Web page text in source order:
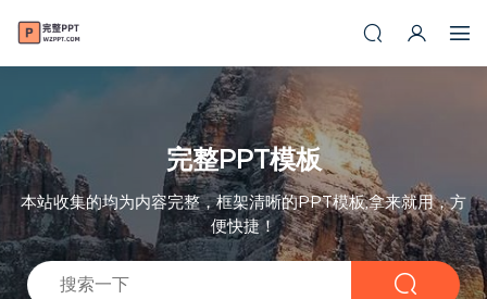
完整PPT模板
本站收集的均为内容完整，框架清晰的PPT模板,拿来就用，方
便快捷！